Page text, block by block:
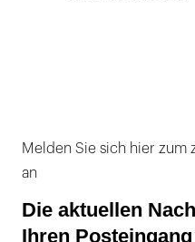
Melden Sie sich hier zum
an
Die aktuellen
Ihren Posteingang